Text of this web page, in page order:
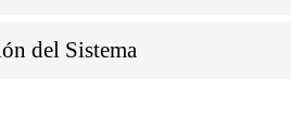
del Sistema